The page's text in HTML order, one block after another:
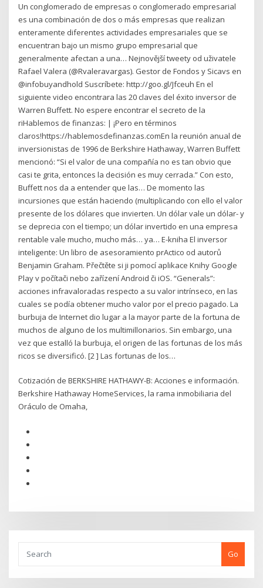
Un conglomerado de empresas o conglomerado empresarial
es una combinación de dos o más empresas que realizan
enteramente diferentes actividades empresariales que se
encuentran bajo un mismo grupo empresarial que
generalmente afectan a una… Nejnovější tweety od uživatele
Rafael Valera (@Rvaleravargas). Gestor de Fondos y Sicavs en
@infobuyandhold Suscríbete: http://goo.gl/Jfceuh En el
siguiente video encontrara las 20 claves del éxito inversor de
Warren Buffett. No espere encontrar el secreto de la
riHablemos de finanzas: | ¡Pero en términos
claros!https://hablemosdefinanzas.comEn la reunión anual de
inversionistas de 1996 de Berkshire Hathaway, Warren Buffett
mencionó: “Si el valor de una compañía no es tan obvio que
casi te grita, entonces la decisión es muy cerrada.” Con esto,
Buffett nos da a entender que las… De momento las
incursiones que están haciendo (multiplicando con ello el valor
presente de los dólares que invierten. Un dólar vale un dólar- y
se deprecia con el tiempo; un dólar invertido en una empresa
rentable vale mucho, mucho más… ya… E-kniha El inversor
inteligente: Un libro de asesoramiento prActico od autorů
Benjamin Graham. Přečtěte si ji pomocí aplikace Knihy Google
Play v počítači nebo zařízení Android či iOS. “Generals”:
acciones infravaloradas respecto a su valor intrínseco, en las
cuales se podía obtener mucho valor por el precio pagado. La
burbuja de Internet dio lugar a la mayor parte de la fortuna de
muchos de alguno de los multimillonarios. Sin embargo, una
vez que estalló la burbuja, el origen de las fortunas de los más
ricos se diversificó. [2 ] Las fortunas de los…
Cotización de BERKSHIRE HATHAWY-B: Acciones e información.
Berkshire Hathaway HomeServices, la rama inmobiliaria del
Oráculo de Omaha,
Go